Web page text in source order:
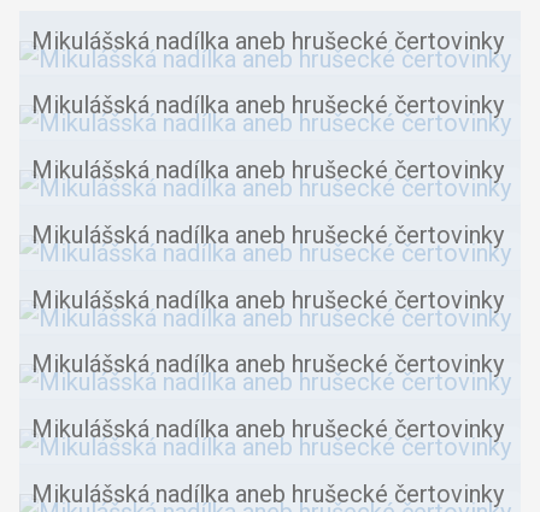
Mikulášská nadílka aneb hrušecké čertovinky
Mikulášská nadílka aneb hrušecké čertovinky
Mikulášská nadílka aneb hrušecké čertovinky
Mikulášská nadílka aneb hrušecké čertovinky
Mikulášská nadílka aneb hrušecké čertovinky
Mikulášská nadílka aneb hrušecké čertovinky
Mikulášská nadílka aneb hrušecké čertovinky
Mikulášská nadílka aneb hrušecké čertovinky